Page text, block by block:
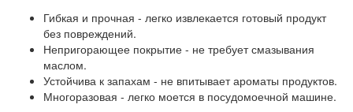
Гибкая и прочная - легко извлекается готовый продукт
без повреждений.
Непригорающее покрытие - не требует смазывания
маслом.
Устойчива к запахам - не впитывает ароматы продуктов.
Многоразовая - легко моется в посудомоечной машине.